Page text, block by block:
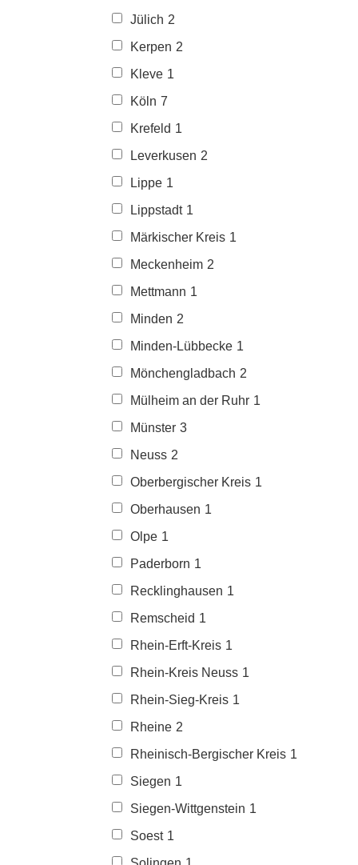
Jülich 2
Kerpen 2
Kleve 1
Köln 7
Krefeld 1
Leverkusen 2
Lippe 1
Lippstadt 1
Märkischer Kreis 1
Meckenheim 2
Mettmann 1
Minden 2
Minden-Lübbecke 1
Mönchengladbach 2
Mülheim an der Ruhr 1
Münster 3
Neuss 2
Oberbergischer Kreis 1
Oberhausen 1
Olpe 1
Paderborn 1
Recklinghausen 1
Remscheid 1
Rhein-Erft-Kreis 1
Rhein-Kreis Neuss 1
Rhein-Sieg-Kreis 1
Rheine 2
Rheinisch-Bergischer Kreis 1
Siegen 1
Siegen-Wittgenstein 1
Soest 1